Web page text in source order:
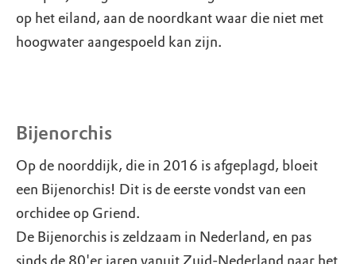
op het eiland, aan de noordkant waar die niet met
hoogwater aangespoeld kan zijn.
Bijenorchis
Op de noorddijk, die in 2016 is afgeplagd, bloeit
een Bijenorchis! Dit is de eerste vondst van een
orchidee op Griend.
De Bijenorchis is zeldzaam in Nederland, en pas